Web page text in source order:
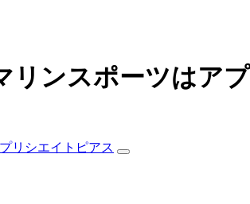
リンスポーツはア